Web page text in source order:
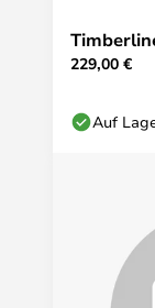
229,00 €
Auf